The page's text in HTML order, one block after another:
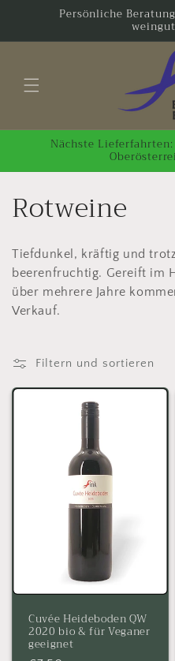
Persönliche
Nächste
K
a
t
e
o
r
Rotweine
Tiefdunkel, kräftig und
beerenfruchtig. Gereift im
über mehrere Jahre
Verkauf.
Filtern und sortieren
Cuvée Heideboden QW
2020 bio & für Veganer
geeignet